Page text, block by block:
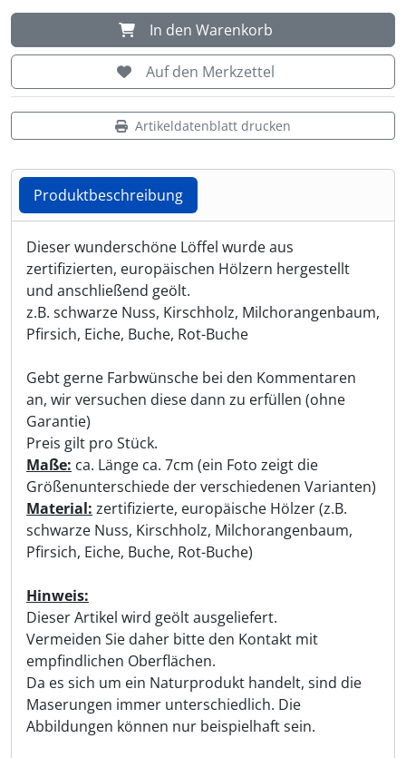
In den Warenkorb
Auf den Merkzettel
Artikeldatenblatt drucken
Produktbeschreibung
Produktbeschreibung
Dieser wunderschöne Löffel wurde aus
zertifizierten, europäischen Hölzern hergestellt
und anschließend geölt.
z.B. schwarze Nuss, Kirschholz, Milchorangenbaum,
Pfirsich, Eiche, Buche, Rot-Buche
Gebt gerne Farbwünsche bei den Kommentaren
an, wir versuchen diese dann zu erfüllen (ohne
Garantie)
Preis gilt pro Stück.
Maße: ca. Länge ca. 7cm (ein Foto zeigt die
Größenunterschiede der verschiedenen Varianten)
Material: zertifizierte, europäische Hölzer (z.B.
schwarze Nuss, Kirschholz, Milchorangenbaum,
Pfirsich, Eiche, Buche, Rot-Buche)
Hinweis:
Dieser Artikel wird geölt ausgeliefert.
Vermeiden Sie daher bitte den Kontakt mit
empfindlichen Oberflächen.
Da es sich um ein Naturprodukt handelt, sind die
Maserungen immer unterschiedlich. Die
Abbildungen können nur beispielhaft sein.